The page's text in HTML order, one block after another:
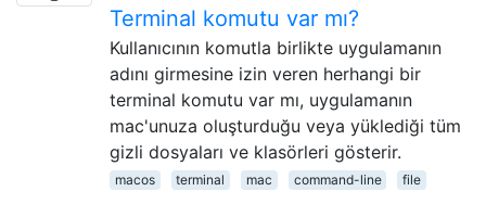
Terminal komutu var mı?
Kullanıcının komutla birlikte uygulamanın
adını girmesine izin veren herhangi bir
terminal komutu var mı, uygulamanın
mac'unuza oluşturduğu veya yüklediği tüm
gizli dosyaları ve klasörleri gösterir.
macos terminal mac command-line file